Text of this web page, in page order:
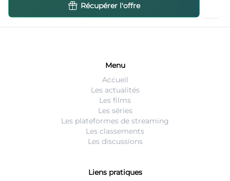
Récupérer l'offre
Menu
Accueil
Les actualités
Les films
Les séries
Les plateformes de streaming
Les classements
Les discussions
Liens pratiques